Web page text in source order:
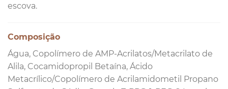
escova.
Composição
Água, Copolímero de AMP-Acrilatos/Metacrilato de
Alila, Cocamidopropil Betaína, Ácido
Metacrílico/Copolímero de Acrilamidometil Propano